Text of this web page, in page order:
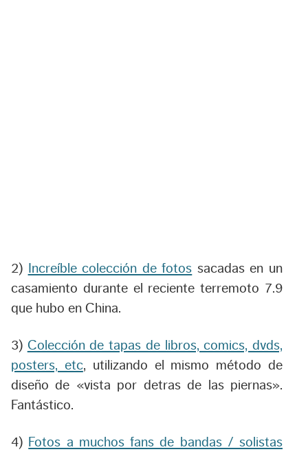
2) Increíble colección de fotos sacadas en un
casamiento durante el reciente terremoto 7.9
que hubo en China.
3) Colección de tapas de libros, comics, dvds,
posters, etc, utilizando el mismo método de
diseño de «vista por detras de las piernas».
Fantástico.
4) Fotos a muchos fans de bandas / solistas